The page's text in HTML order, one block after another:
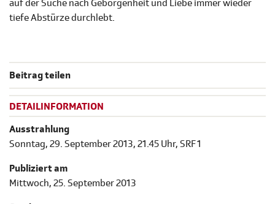
auf der Suche nach Geborgenheit und Liebe immer wieder
tiefe Abstürze durchlebt.
Beitrag teilen
DETAILINFORMATION
Ausstrahlung
Sonntag, 29. September 2013, 21.45 Uhr, SRF 1
Publiziert am
Mittwoch, 25. September 2013